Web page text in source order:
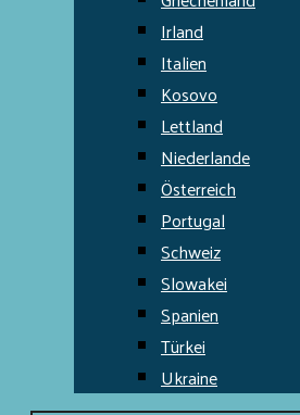
Irland
Italien
Kosovo
Lettland
Niederlande
Österreich
Portugal
Schweiz
Slowakei
Spanien
Türkei
Ukraine